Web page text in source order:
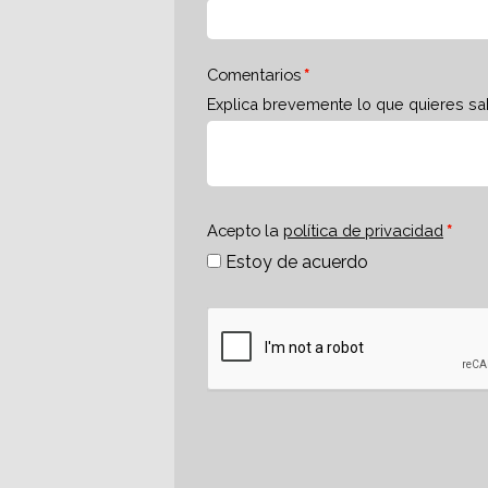
Comentarios
Explica brevemente lo que quieres
Acepto la política de privacidad
Estoy de acuerdo